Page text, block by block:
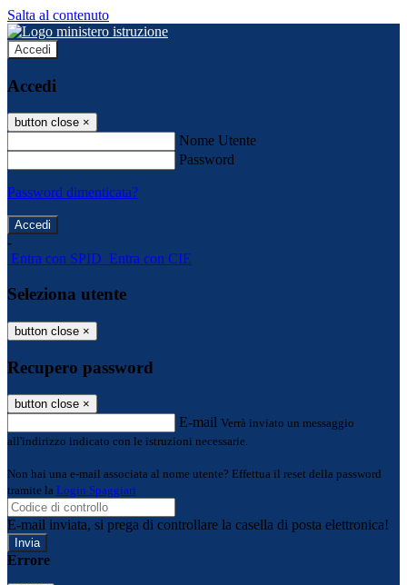
Salta al contenuto
Accedi
Accedi
button close ×
Nome Utente
Password
Password dimenticata?
-
Entra con SPID Entra con CIE
Seleziona utente
button close ×
Recupero password
button close ×
E-mail Verrà inviato un messaggio
all'indirizzo indicato con le istruzioni necessarie.
Non hai una e-mail associata al nome utente? Effettua il reset della password
tramite la Login Spaggiari
E-mail inviata, si prega di controllare la casella di posta elettronica!
Errore